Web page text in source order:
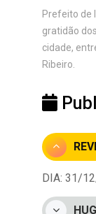
Prefeito de
gratidão
cidade,
Ribeiro.
DIA: 31/